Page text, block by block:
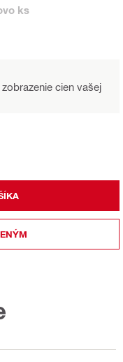
ks
zobrazenie cien vašej